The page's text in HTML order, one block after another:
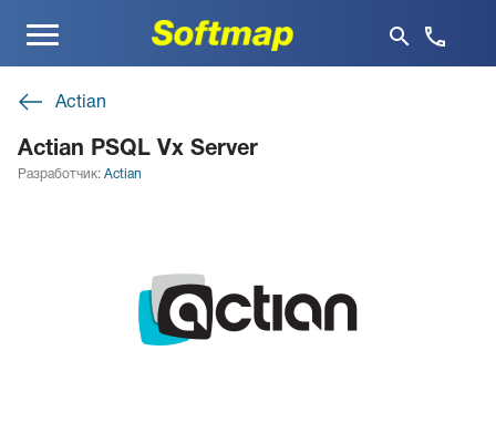
Меню
Actian
Actian PSQL Vx Server
Разработчик: Actian